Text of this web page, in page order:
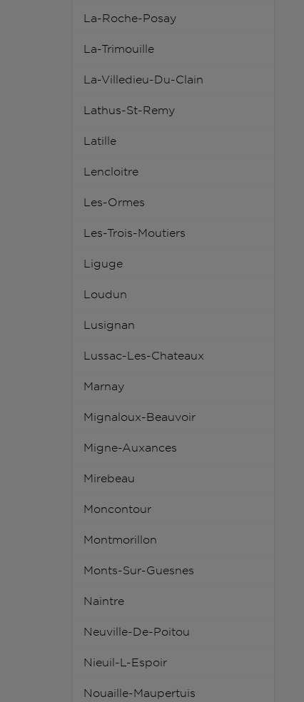
La-Roche-Posay
La-Trimouille
La-Villedieu-Du-Clain
Lathus-St-Remy
Latille
Lencloitre
Les-Ormes
Les-Trois-Moutiers
Liguge
Loudun
Lusignan
Lussac-Les-Chateaux
Marnay
Mignaloux-Beauvoir
Migne-Auxances
Mirebeau
Moncontour
Montmorillon
Monts-Sur-Guesnes
Naintre
Neuville-De-Poitou
Nieuil-L-Espoir
Nouaille-Maupertuis